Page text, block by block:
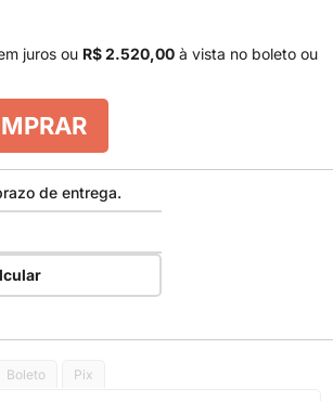
juros ou R$ 2.520,00 à vista no boleto ou
de entrega.
Boleto Pix